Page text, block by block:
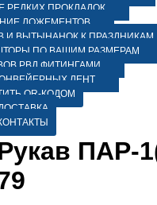
РЕДКИХ ПРОКЛАДОК
ЛОЖЕМЕНТОВ
И ВЫТЫНАНОК К ПРАЗДНИКАМ
ПО ВАШИМ РАЗМЕРАМ
РВД ФИТИНГАМИ
ЛЕНТ
QR-КОДОМ
ПАР-